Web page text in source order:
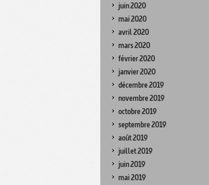
juin 2020
mai 2020
avril 2020
mars 2020
février 2020
janvier 2020
décembre 2019
novembre 2019
octobre 2019
septembre 2019
août 2019
juillet 2019
juin 2019
mai 2019